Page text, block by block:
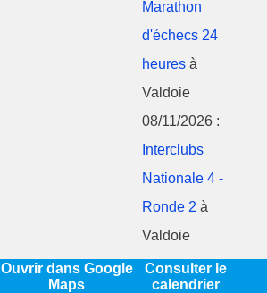
Marathon
d'échecs 24
heures à
Valdoie
08/11/2026 :
Interclubs
Nationale 4 -
Ronde 2 à
Valdoie
Ouvrir dans Google
Maps
Consulter le
calendrier